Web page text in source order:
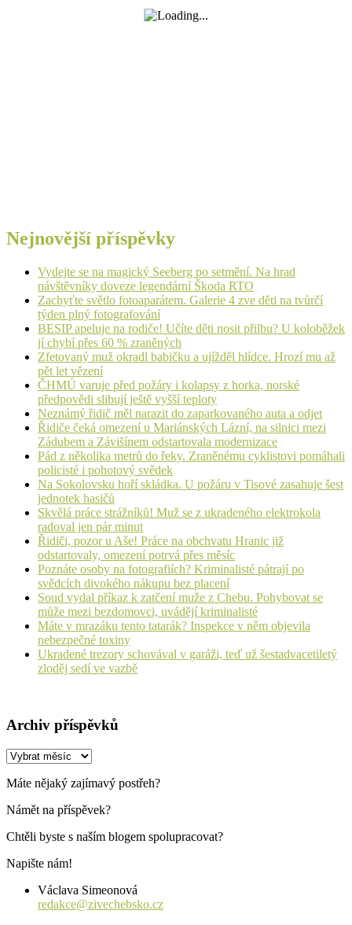
Nejnovější příspěvky
Vydejte se na magický Seeberg po setmění. Na hrad
návštěvníky doveze legendární Škoda RTO
Zachyťte světlo fotoaparátem. Galerie 4 zve děti na tvůrčí
týden plný fotografování
BESIP apeluje na rodiče! Učíte děti nosit přilbu? U koloběžek
jí chybí přes 60 % zraněných
Zfetovaný muž okradl babičku a ujížděl hlídce. Hrozí mu až
pět let vězení
ČHMÚ varuje před požáry i kolapsy z horka, norské
předpovědi slibují ještě vyšší teploty
Neznámý řidič měl narazit do zaparkovaného auta a odjet
Řidiče čeká omezení u Mariánských Lázní, na silnici mezi
Zádubem a Závišínem odstartovala modernizace
Pád z několika metrů do řeky. Zraněnému cyklistovi pomáhali
policisté i pohotový svědek
Na Sokolovsku hoří skládka. U požáru v Tisové zasahuje šest
jednotek hasičů
Skvělá práce strážníků! Muž se z ukradeného elektrokola
radoval jen pár minut
Řidiči, pozor u Aše! Práce na obchvatu Hranic již
odstartovaly, omezení potrvá přes měsíc
Poznáte osoby na fotografiích? Kriminalisté pátrají po
svědcích divokého nákupu bez placení
Soud vydal příkaz k zatčení muže z Chebu. Pohybovat se
může mezi bezdomovci, uvádějí kriminalisté
Máte v mrazáku tento tatarák? Inspekce v něm objevila
nebezpečné toxiny
Ukradené trezory schovával v garáži, teď už šestadvacetiletý
zloděj sedí ve vazbě
Archiv příspěvků
Archiv
Máte nějaký zajímavý postřeh?
Námět na příspěvek?
Chtěli byste s naším blogem spolupracovat?
Napište nám!
Václava Simeonová
redakce@zivechebsko.cz